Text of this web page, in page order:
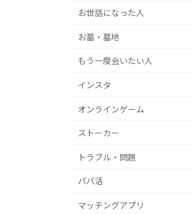
お世話になった人
お墓・墓地
もう一度会いたい人
インスタ
オンラインゲーム
ストーカー
トラブル・問題
パパ活
マッチングアプリ